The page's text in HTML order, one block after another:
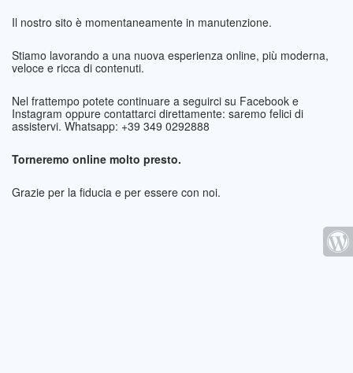
Il nostro sito è momentaneamente in manutenzione.
Stiamo lavorando a una nuova esperienza online, più moderna,
veloce e ricca di contenuti.
Nel frattempo potete continuare a seguirci su Facebook e
Instagram oppure contattarci direttamente: saremo felici di
assistervi. Whatsapp: +39 349 0292888
Torneremo online molto presto.
Grazie per la fiducia e per essere con noi.